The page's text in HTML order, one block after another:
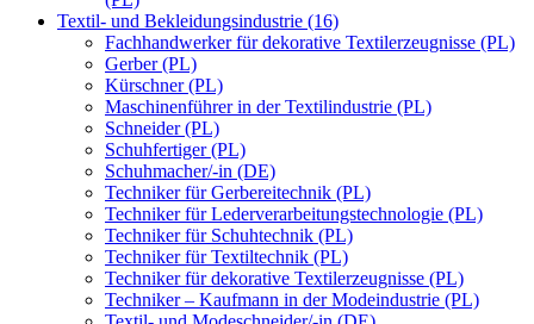
Textil- und Bekleidungsindustrie (16)
Fachhandwerker für dekorative Textilerzeugnisse (PL)
Gerber (PL)
Kürschner (PL)
Maschinenführer in der Textilindustrie (PL)
Schneider (PL)
Schuhfertiger (PL)
Schuhmacher/-in (DE)
Techniker für Gerbereitechnik (PL)
Techniker für Lederverarbeitungstechnologie (PL)
Techniker für Schuhtechnik (PL)
Techniker für Textiltechnik (PL)
Techniker für dekorative Textilerzeugnisse (PL)
Techniker – Kaufmann in der Modeindustrie (PL)